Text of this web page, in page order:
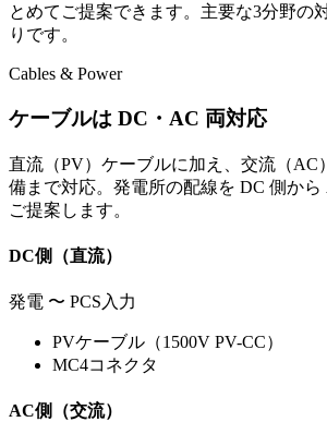
とめてご提案できます。主要な3分野の
りです。
Cables & Power
ケーブルは DC・AC 両対応
直流（PV）ケーブルに加え、交流（AC
備まで対応。発電所の配線を DC 側から
ご提案します。
DC側（直流）
発電 〜 PCS入力
PVケーブル（1500V PV-CC）
MC4コネクタ
AC側（交流）